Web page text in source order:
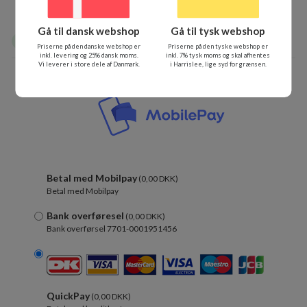
Betaling
Betal med Mobilpay (0,00 DKK)
Betal med Mobilpay
Bank overføresel (0,00 DKK)
Bank overførsel 7701-0001951456
QuickPay (0,00 DKK)
Gå til dansk webshop
Priserne på den danske webshop er
inkl. levering og 25% dansk moms.
Vi leverer i store dele af Danmark.
Gå til tysk webshop
Priserne på den tyske webshop er
inkl. 7% tysk moms og skal afhentes
i Harrislee, lige syd for grænsen.